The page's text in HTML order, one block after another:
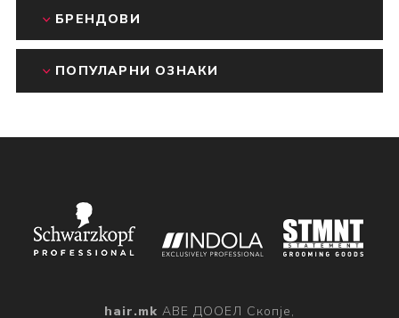
БРЕНДОВИ
ПОПУЛАРНИ ОЗНАКИ
hair.mk АВЕ ДООЕЛ Скопје,